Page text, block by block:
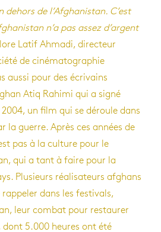
de l’Afghanistan. C’est
n’a pas assez d’argent
Latif Ahmadi, directeur
de cinématographie
aussi pour des écrivains
Atiq Rahimi qui a signé
un film qui se déroule dans
la guerre. Après ces années de
pas à la culture pour le
qui a tant à faire pour la
Plusieurs réalisateurs afghans
dans les festivals,
leur combat pour restaurer
dont 5.000 heures ont été